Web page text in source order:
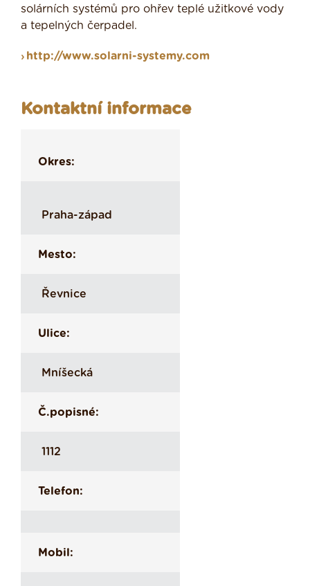
solárních systémů pro ohřev teplé užitkové vody
a tepelných čerpadel.
http://www.solarni-systemy.com
Kontaktní informace
Okres:
Praha-západ
Mesto:
Řevnice
Ulice:
Mníšecká
Č.popisné:
1112
Telefon:
Mobil: